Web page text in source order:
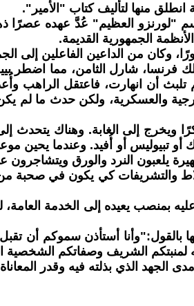
منها لتأليف كتاب "الأمير".
العظيم" عُدَّ عهده عصرًا
الجمهورية القديمة.
وكان من الداعين الفاعلين إلى
تعرضت لغزو ملك فرنسا، شارل
والعسكرية، ولكن حدث ما لم
إلى الغابة. وهناك يتحدث
تبيوليس أو أُفيد. وعندما يحين
يلعبون النرد والورق ويتشاجرون
والتشريفات كي يكون في
يعيده إلى الخدمة العامة،
بالقول:"وأنا أستأذن سموكم أن
لمنبتكم الشريف وصفاتكم الشخصية
الجهد الذي بذلته فيه وقدر